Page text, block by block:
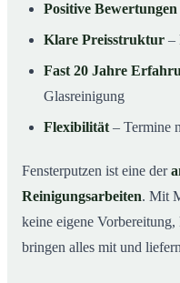
Positive Bewertungen
Klare Preisstruktur –
Fast 20 Jahre
Glasreinigung
Flexibilität – Termine
Fensterputzen ist eine der
Reinigungsarbeiten. Mit
keine eigene
bringen alles mit und liefern